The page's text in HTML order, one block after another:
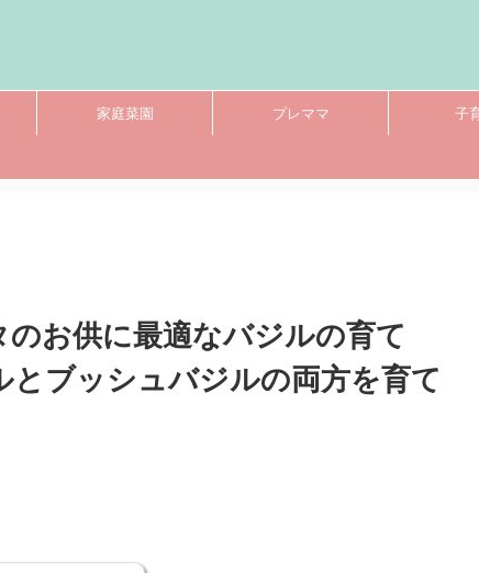
家庭菜園 プレママ 子
のお供に最適なバジルの育て
とブッシュバジルの両方を育て